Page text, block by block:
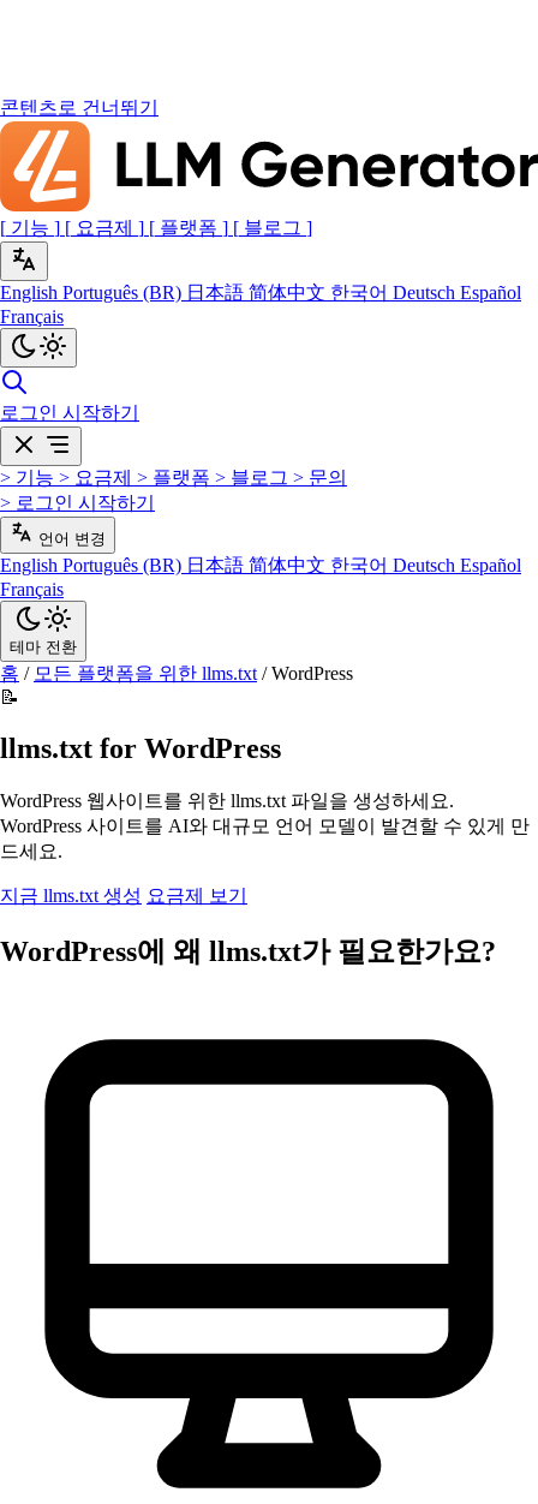
콘텐츠로 건너뛰기
[ 기능 ] [ 요금제 ] [ 플랫폼 ] [ 블로그 ]
English Português (BR) 日本語 简体中文 한국어 Deutsch Español
Français
로그인 시작하기
> 기능 > 요금제 > 플랫폼 > 블로그 > 문의
> 로그인 시작하기
언어 변경
English Português (BR) 日本語 简体中文 한국어 Deutsch Español
Français
테마 전환
홈 / 모든 플랫폼을 위한 llms.txt / WordPress
📝
llms.txt for WordPress
WordPress 웹사이트를 위한 llms.txt 파일을 생성하세요.
WordPress 사이트를 AI와 대규모 언어 모델이 발견할 수 있게 만
드세요.
지금 llms.txt 생성 요금제 보기
WordPress에 왜 llms.txt가 필요한가요?